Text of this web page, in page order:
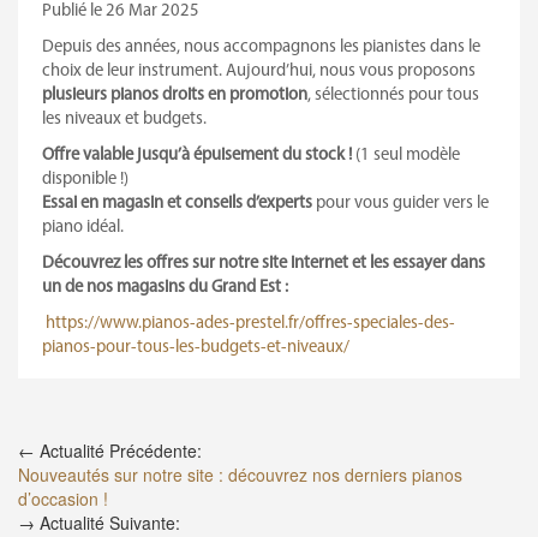
Publié le 26 Mar 2025
Depuis des années, nous accompagnons les pianistes dans le
choix de leur instrument. Aujourd’hui, nous vous proposons
plusieurs pianos droits en promotion, sélectionnés pour tous
les niveaux et budgets.
Offre valable jusqu’à épuisement du stock ! (1 seul modèle
disponible !)
Essai en magasin et conseils d’experts pour vous guider vers le
piano idéal.
Découvrez les offres sur notre site internet et les essayer dans
un de nos magasins du Grand Est :
https://www.pianos-ades-prestel.fr/offres-speciales-des-
pianos-pour-tous-les-budgets-et-niveaux/
← Actualité Précédente:
Nouveautés sur notre site : découvrez nos derniers pianos
d’occasion !
→ Actualité Suivante: